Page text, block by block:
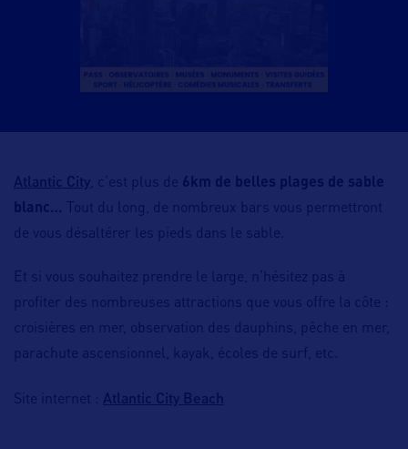
Atlantic City , c’est plus de 6km de belles plages de sable
blanc…
Tout du long, de nombreux bars vous permettront
de vous désaltérer les pieds dans le sable.
Et si vous souhaitez prendre le large, n’hésitez pas à
profiter des nombreuses attractions que vous offre la côte :
croisières en mer, observation des dauphins, pêche en mer,
parachute ascensionnel, kayak, écoles de surf, etc.
Site internet : Atlantic City Beach